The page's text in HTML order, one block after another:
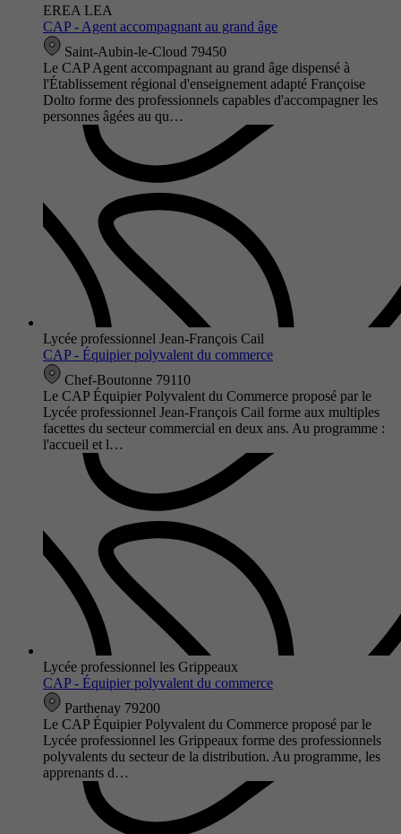
EREA LEA
CAP - Agent accompagnant au grand âge
Saint-Aubin-le-Cloud 79450
Le CAP Agent accompagnant au grand âge dispensé à
l'Établissement régional d'enseignement adapté Françoise
Dolto forme des professionnels capables d'accompagner les
personnes âgées au qu…
Lycée professionnel Jean-François Cail
CAP - Équipier polyvalent du commerce
Chef-Boutonne 79110
Le CAP Équipier Polyvalent du Commerce proposé par le
Lycée professionnel Jean-François Cail forme aux multiples
facettes du secteur commercial en deux ans. Au programme :
l'accueil et l…
Lycée professionnel les Grippeaux
CAP - Équipier polyvalent du commerce
Parthenay 79200
Le CAP Équipier Polyvalent du Commerce proposé par le
Lycée professionnel les Grippeaux forme des professionnels
polyvalents du secteur de la distribution. Au programme, les
apprenants d…